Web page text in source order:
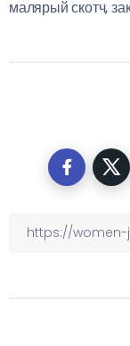
малярый скотч,